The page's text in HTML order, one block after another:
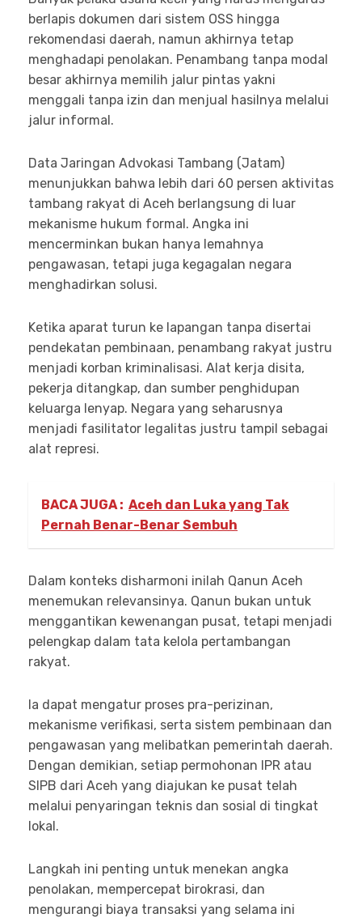
berlapis dokumen dari sistem OSS hingga
rekomendasi daerah, namun akhirnya tetap
menghadapi penolakan. Penambang tanpa modal
besar akhirnya memilih jalur pintas yakni
menggali tanpa izin dan menjual hasilnya melalui
jalur informal.
Data Jaringan Advokasi Tambang (Jatam)
menunjukkan bahwa lebih dari 60 persen aktivitas
tambang rakyat di Aceh berlangsung di luar
mekanisme hukum formal. Angka ini
mencerminkan bukan hanya lemahnya
pengawasan, tetapi juga kegagalan negara
menghadirkan solusi.
Ketika aparat turun ke lapangan tanpa disertai
pendekatan pembinaan, penambang rakyat justru
menjadi korban kriminalisasi. Alat kerja disita,
pekerja ditangkap, dan sumber penghidupan
keluarga lenyap. Negara yang seharusnya
menjadi fasilitator legalitas justru tampil sebagai
alat represi.
BACA JUGA : Aceh dan Luka yang Tak
Pernah Benar-Benar Sembuh
Dalam konteks disharmoni inilah Qanun Aceh
menemukan relevansinya. Qanun bukan untuk
menggantikan kewenangan pusat, tetapi menjadi
pelengkap dalam tata kelola pertambangan
rakyat.
Ia dapat mengatur proses pra-perizinan,
mekanisme verifikasi, serta sistem pembinaan dan
pengawasan yang melibatkan pemerintah daerah.
Dengan demikian, setiap permohonan IPR atau
SIPB dari Aceh yang diajukan ke pusat telah
melalui penyaringan teknis dan sosial di tingkat
lokal.
Langkah ini penting untuk menekan angka
penolakan, mempercepat birokrasi, dan
mengurangi biaya transaksi yang selama ini